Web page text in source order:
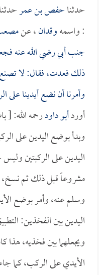
حدثناحفص بن عمرحدثنا
: واسمهوقدان، عن
جنب أبي رضي الله عنه
ذلك فعدت، فقال: لا تصنع
وأمرنا أن نضع أيدينا على
أوردأبو داودرحمه الله: [
وبدأ بوضع اليدين على
اليدين على الركبتين
مشروعاً قبل ذلك ثم نسخ،
وسلم عنه، وأمر بوضع
اليدين بين الفخذين:
ويجعلهما بين فخذيه،
الأيدي على الركب، كما